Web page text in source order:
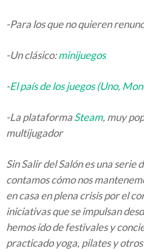
-Para los que no quieren
-Un clásico:minijuegos
-El país de los juegos (Uno,
-La plataforma Steam, muy
multijugador
Sin Salir del Salón es una serie
contamos cómo nos
en casa en plena crisis por el
iniciativas que se impulsan
hemos ido de festivales y
practicado yoga, pilates y